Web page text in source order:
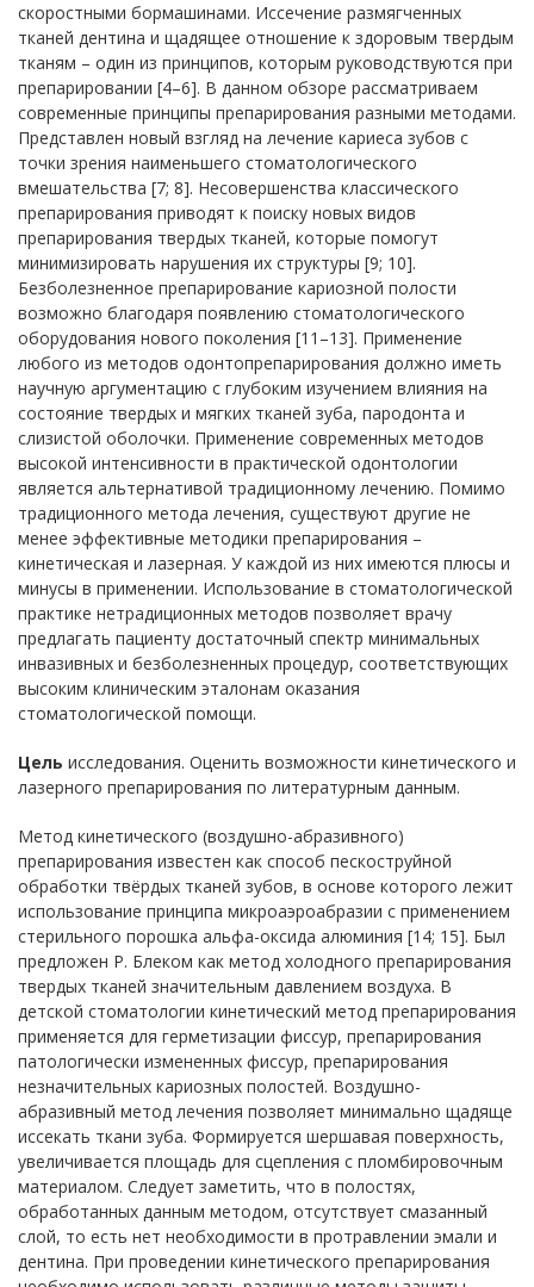
скоростными бормашинами. Иссечение размягченных
тканей дентина и щадящее отношение к здоровым твердым
тканям – один из принципов, которым руководствуются при
препарировании [4–6]. В данном обзоре рассматриваем
современные принципы препарирования разными методами.
Представлен новый взгляд на лечение кариеса зубов с
точки зрения наименьшего стоматологического
вмешательства [7; 8]. Несовершенства классического
препарирования приводят к поиску новых видов
препарирования твердых тканей, которые помогут
минимизировать нарушения их структуры [9; 10].
Безболезненное препарирование кариозной полости
возможно благодаря появлению стоматологического
оборудования нового поколения [11–13]. Применение
любого из методов одонтопрепарирования должно иметь
научную аргументацию с глубоким изучением влияния на
состояние твердых и мягких тканей зуба, пародонта и
слизистой оболочки. Применение современных методов
высокой интенсивности в практической одонтологии
является альтернативой традиционному лечению. Помимо
традиционного метода лечения, существуют другие не
менее эффективные методики препарирования –
кинетическая и лазерная. У каждой из них имеются плюсы и
минусы в применении. Использование в стоматологической
практике нетрадиционных методов позволяет врачу
предлагать пациенту достаточный спектр минимальных
инвазивных и безболезненных процедур, соответствующих
высоким клиническим эталонам оказания
стоматологической помощи.
Цель исследования. Оценить возможности кинетического и
лазерного препарирования по литературным данным.
Метод кинетического (воздушно-абразивного)
препарирования известен как способ пескоструйной
обработки твёрдых тканей зубов, в основе которого лежит
использование принципа микроаэроабразии с применением
стерильного порошка альфа-оксида алюминия [14; 15]. Был
предложен Р. Блеком как метод холодного препарирования
твердых тканей значительным давлением воздуха. В
детской стоматологии кинетический метод препарирования
применяется для герметизации фиссур, препарирования
патологически измененных фиссур, препарирования
незначительных кариозных полостей. Воздушно-
абразивный метод лечения позволяет минимально щадяще
иссекать ткани зуба. Формируется шершавая поверхность,
увеличивается площадь для сцепления с пломбировочным
материалом. Следует заметить, что в полостях,
обработанных данным методом, отсутствует смазанный
слой, то есть нет необходимости в протравлении эмали и
дентина. При проведении кинетического препарирования